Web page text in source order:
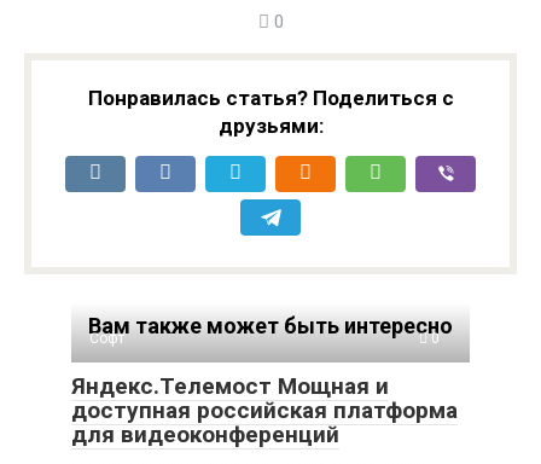
сервисы на $2,7
0
Понравилась статья? Поделиться с
друзьями:
Вам также может быть интересно
Софт 0
Яндекс.Телемост Мощная и
доступная российская платформа
для видеоконференций